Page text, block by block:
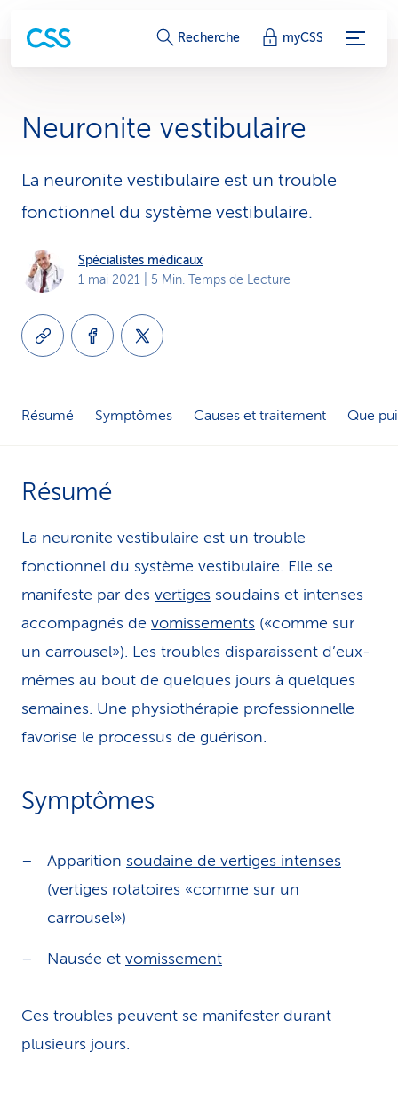
L
s
d
e
s
e
r
i
Recherche myCSS
Neuronite vestibulaire
La neuronite vestibulaire est un trouble
fonctionnel du système vestibulaire.
Spécialistes médicaux
1 mai 2021 | 5 Min. Temps de Lecture
Résumé Symptômes Causes et traitement Que
Résumé
La neuronite vestibulaire est un trouble
fonctionnel du système vestibulaire. Elle se
manifeste par des vertiges soudains et intenses
accompagnés de vomissements («comme sur
un carrousel»). Les troubles disparaissent d’eux-
mêmes au bout de quelques jours à quelques
semaines. Une physiothérapie professionnelle
favorise le processus de guérison.
Symptômes
Apparition soudaine de vertiges intenses
(vertiges rotatoires «comme sur un
carrousel»)
Nausée et vomissement
Ces troubles peuvent se manifester durant
plusieurs jours.